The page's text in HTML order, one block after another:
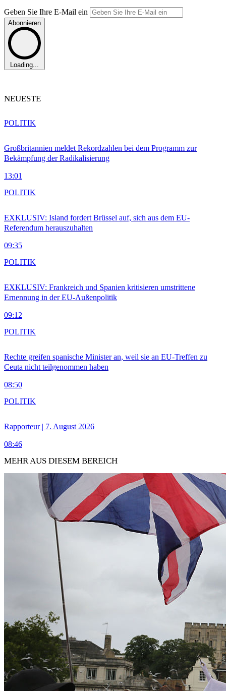
Geben Sie Ihre E-Mail ein
Abonnieren
Loading...
NEUESTE
Großbritannien meldet Rekordzahlen bei dem Programm zur
Bekämpfung der Radikalisierung
13:01
POLITIK
EXKLUSIV: Island fordert Brüssel auf, sich aus dem EU-
Referendum herauszuhalten
09:35
POLITIK
EXKLUSIV: Frankreich und Spanien kritisieren umstrittene
Ernennung in der EU-Außenpolitik
09:12
POLITIK
Rechte greifen spanische Minister an, weil sie an EU-Treffen zu
Ceuta nicht teilgenommen haben
08:50
POLITIK
Rapporteur | 7. August 2026
08:46
POLITIK
MEHR AUS DIESEM BEREICH